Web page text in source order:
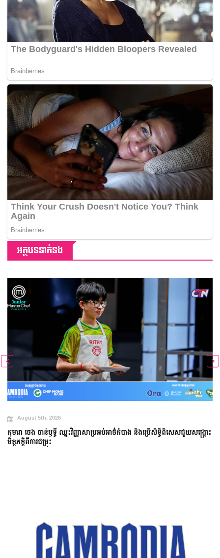
អត្ថបទទាក់ទង
August 5th, 2026
កុមារា ចេង ចាន់ឫទ្ធី ឈ្នះវិញ្ញាសាប្រអប់អាថ៌កំបាង និងប្រើសិទ្ធិពិសេសជួយសង្គ្រោះ
មិត្តភក្តិពីការជម្រុះ